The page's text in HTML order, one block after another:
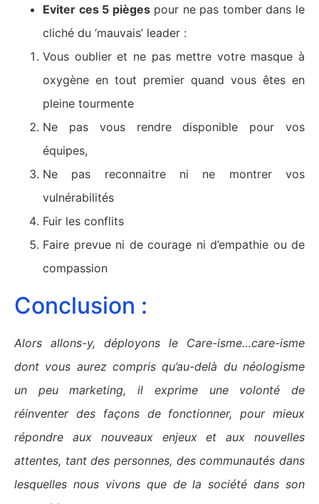
Eviter ces 5 piègespour ne pas tomber dans le
cliché du ‘mauvais’ leader :
Vous oublier et ne pas mettre votre masque à
oxygène en tout premier quand vous êtes en
pleine tourmente
Ne pas vous rendre disponible pour vos
équipes,
Ne pas reconnaitre ni ne montrer vos
vulnérabilités
Fuir les conflits
Faire prevue ni de courage ni d’empathie ou de
compassion
Conclusion :
Alors allons-y, déployons le Care-isme…care-isme
dont vous aurez compris qu’au-delà du néologisme
un peu marketing, il exprime une volonté de
réinventer des façons de fonctionner, pour mieux
répondre aux nouveaux enjeux et aux nouvelles
attentes, tant des personnes, des communautés dans
lesquelles nous vivons que de la société dans son